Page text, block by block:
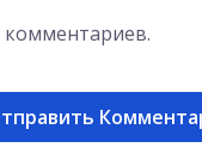
комментариев.